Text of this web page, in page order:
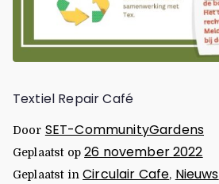
Textiel Repair Café
Door SET-CommunityGardens
Geplaatst op26 november 2022
Geplaatst inCirculair Cafe, Nieuws